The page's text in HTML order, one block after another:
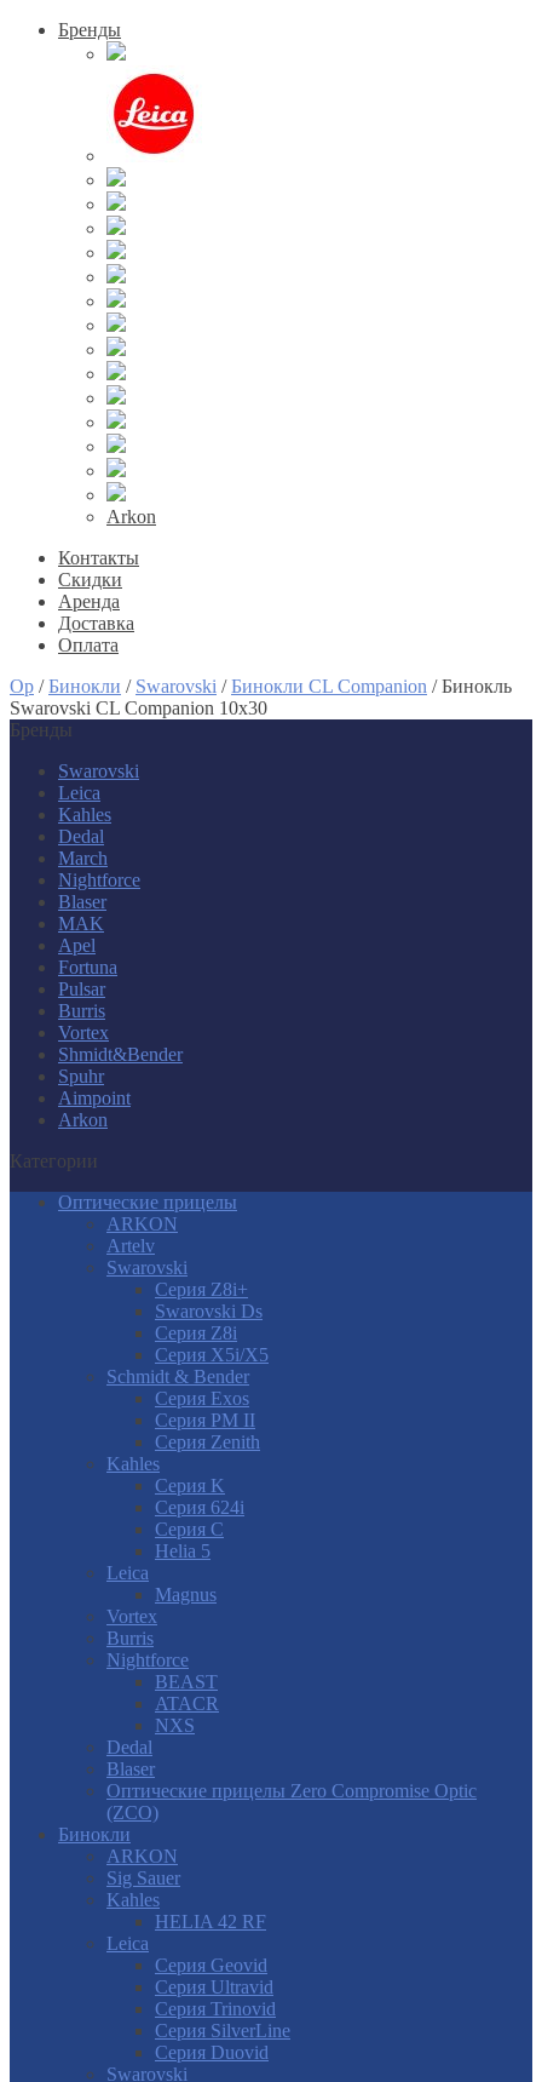
Бренды
Arkon
Контакты
Скидки
Аренда
Доставка
Оплата
Op /Бинокли / Swarovski /Бинокли CL Companion /Бинокль
Swarovski CL Companion 10x30
Бренды
Swarovski
Leica
Kahles
Dedal
March
Nightforce
Blaser
MAK
Apel
Fortuna
Pulsar
Burris
Vortex
Shmidt&Bender
Spuhr
Aimpoint
Arkon
Категории
Оптические прицелы
ARKON
Artelv
Swarovski
Серия Z8i+
Swarovski Ds
Серия Z8i
Серия X5i/X5
Schmidt & Bender
Серия Exos
Серия PM II
Cерия Zenith
Kahles
Серия K
Серия 624i
Серия С
Helia 5
Leica
Magnus
Vortex
Burris
Nightforce
BEAST
ATACR
NXS
Dedal
Blaser
Оптические прицелы Zero Compromise Optic
(ZCO)
Бинокли
ARKON
Sig Sauer
Kahles
HELIA 42 RF
Leica
Серия Geovid
Серия Ultravid
Серия Trinovid
Серия SilverLine
Серия Duovid
Swarovski